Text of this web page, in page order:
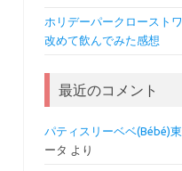
ホリデーパークロースト
改めて飲んでみた感想
最近のコメント
パティスリーベベ(Bébé)
ータ より